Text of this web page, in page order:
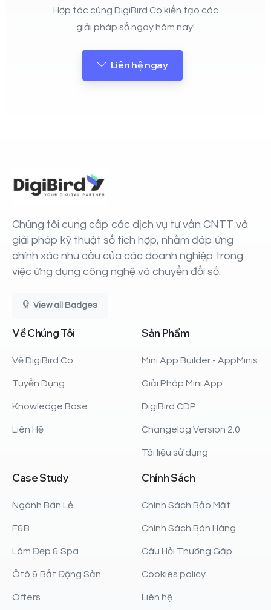
Hợp tác cùng DigiBird Co kiến tạo các
giải pháp số ngay hôm nay!
Liên hệ ngay
Chúng tôi cung cấp các dịch vụ tư vấn CNTT và
giải pháp kỹ thuật số tích hợp, nhằm đáp ứng
chính xác nhu cầu của các doanh nghiệp trong
việc ứng dụng công nghệ và chuyển đổi số.
View all Badges
VềChúngTôi
Về DigiBird Co
Tuyển Dụng
Knowledge Base
Liên Hệ
Sản Phẩm
Mini App Builder - AppMinis
Giải Pháp Mini App
DigiBird CDP
Changelog Version 2.0
Tài liệu sử dụng
CaseStudy
Ngành Bán Lẻ
F&B
Làm Đẹp & Spa
Ôtô & Bất Động Sản
Offers
ChínhSách
Chính Sách Bảo Mật
Chính Sách Bán Hàng
Câu Hỏi Thường Gặp
Cookies policy
Liên hệ